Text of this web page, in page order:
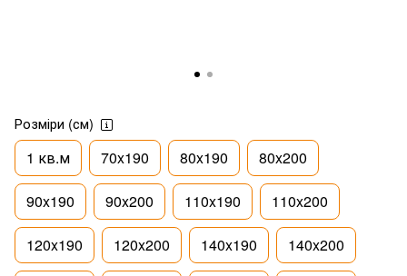
Розміри (см)
1 кв.м 70x190 80x190 80x200
90x190 90x200 110x190 110x200
120x190 120x200 140x190 140x200